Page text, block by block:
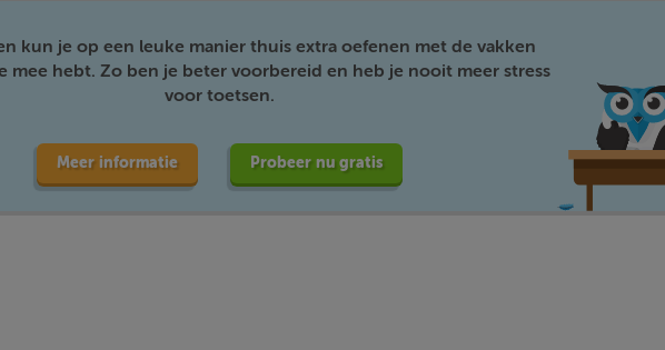
kun je op een leuke manier thuis extra oefenen met de vakken
mee hebt. Zo ben je beter voorbereid en heb je nooit meer stress
voor toetsen.
Meer informatie Probeer nu gratis